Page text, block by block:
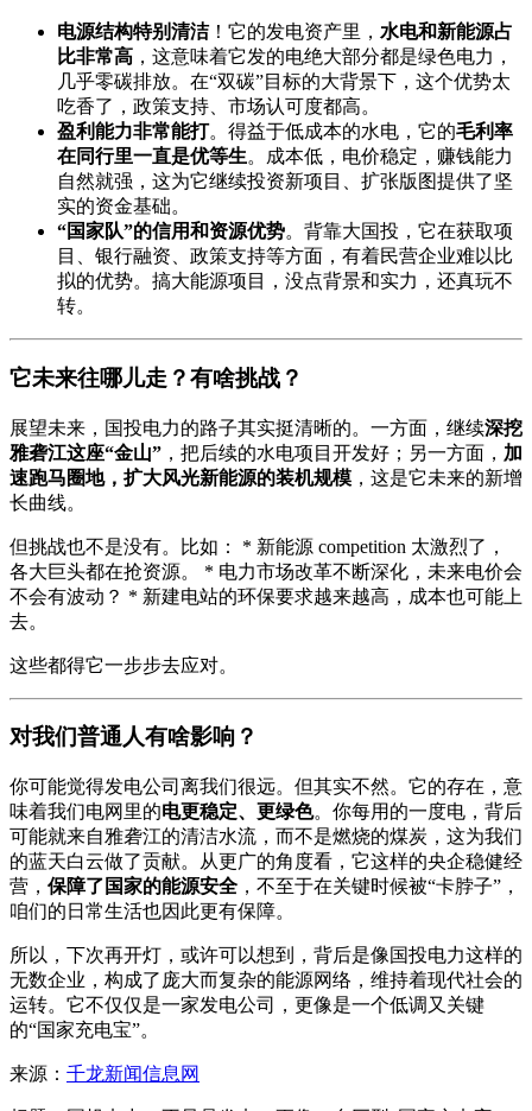
电源结构特别清洁！它的发电资产里， 水电和新能源占
比非常高 ，这意味着它发的电绝大部分都是绿色电力，
几乎零碳排放。在“双碳”目标的大背景下，这个优势太
吃香了，政策支持、市场认可度都高。
盈利能力非常能打。得益于低成本的水电，它的毛利率
在同行里一直是优等生。成本低，电价稳定，赚钱能力
自然就强，这为它继续投资新项目、扩张版图提供了坚
实的资金基础。
“国家队”的信用和资源优势。背靠大国投，它在获取项
目、银行融资、政策支持等方面，有着民营企业难以比
拟的优势。搞大能源项目，没点背景和实力，还真玩不
转。
它未来往哪儿走？有啥挑战？
展望未来，国投电力的路子其实挺清晰的。一方面，继续深挖
雅砻江这座“金山” ，把后续的水电项目开发好；另一方面， 加
速跑马圈地，扩大风光新能源的装机规模 ，这是它未来的新增
长曲线。
但挑战也不是没有。比如： * 新能源 competition 太激烈了，
各大巨头都在抢资源。 * 电力市场改革不断深化，未来电价会
不会有波动？ * 新建电站的环保要求越来越高，成本也可能上
去。
这些都得它一步步去应对。
对我们普通人有啥影响？
你可能觉得发电公司离我们很远。但其实不然。它的存在，意
味着我们电网里的电更稳定、更绿色。你每用的一度电，背后
可能就来自雅砻江的清洁水流，而不是燃烧的煤炭，这为我们
的蓝天白云做了贡献。从更广的角度看，它这样的央企稳健经
营， 保障了国家的能源安全 ，不至于在关键时候被“卡脖子”，
咱们的日常生活也因此更有保障。
所以，下次再开灯，或许可以想到，背后是像国投电力这样的
无数企业，构成了庞大而复杂的能源网络，维持着现代社会的
运转。它不仅仅是一家发电公司，更像是一个低调又关键
的“国家充电宝”。
来源： 千龙新闻信息网